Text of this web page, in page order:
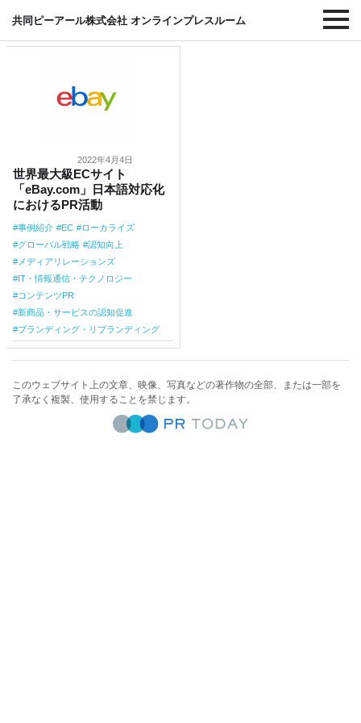
共同ピーアール株式会社 オンラインプレスルーム
#グローバル戦略
2022年4月4日
世界最大級ECサイト
「eBay.com」日本語対応化
におけるPR活動
事例紹介 EC
ローカライズ
グローバル戦略
認知向上
メディアリレーションズ
IT・情報通信・テクノロジー
コンテンツPR
新商品・サービスの認知促進
ブランディング・リブランディング
このウェブサイト上の文章、映像、写真などの著作物の全部、または一部を
了承なく複製、使用することを禁じます。